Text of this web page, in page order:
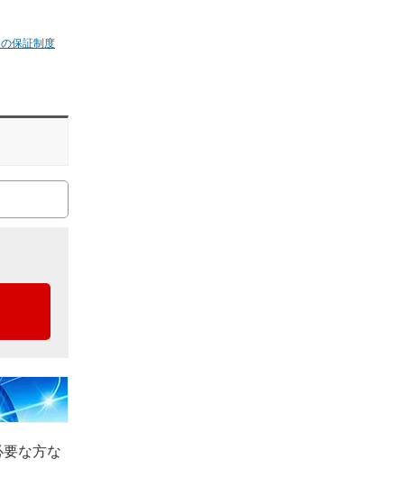
保証制度
な方な